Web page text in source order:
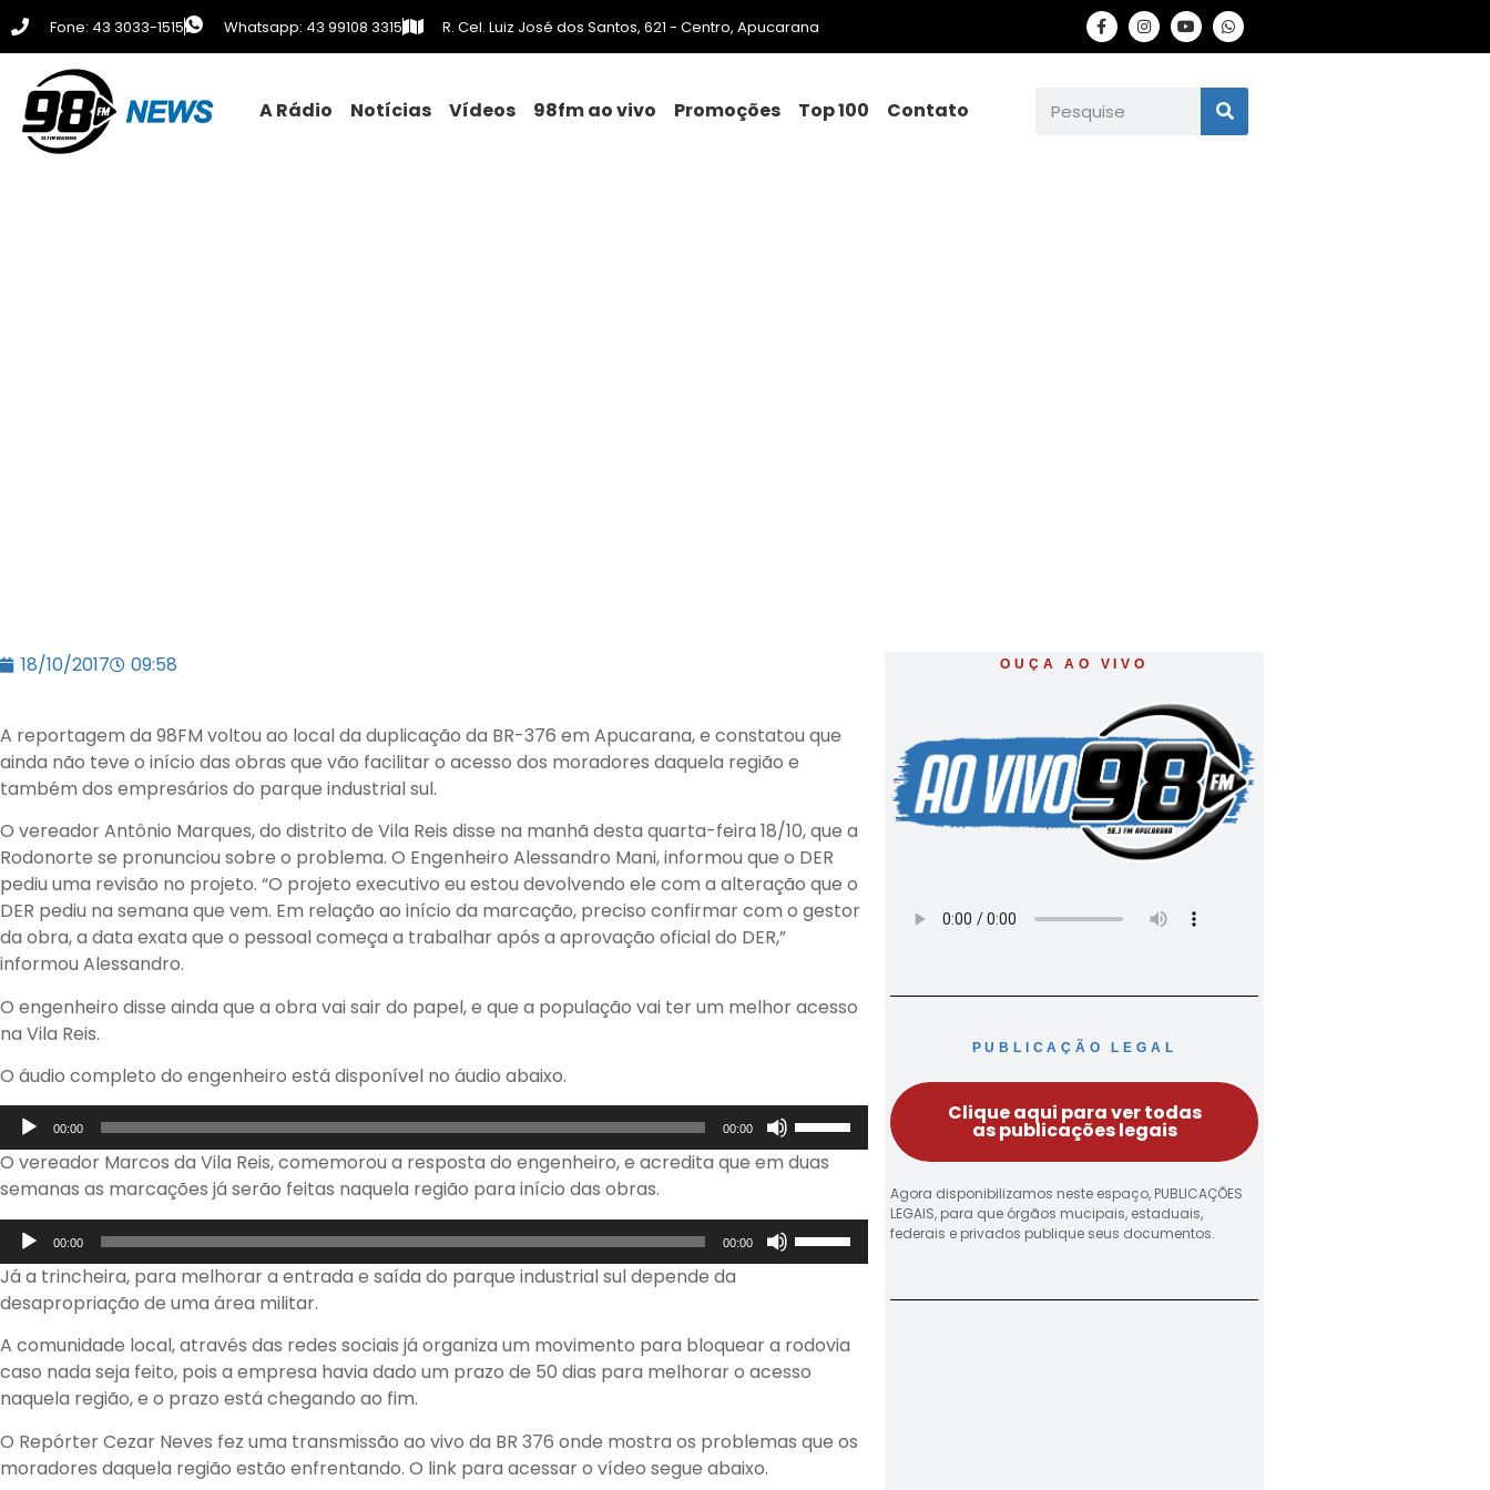
Fone: 43 3033-1515 Whatsapp: 43 99108 3315 R. Cel. Luiz José dos Santos, 621 - Centro, Apucarana
A Rádio Notícias Vídeos 98fm ao vivo Promoções Top 100 Contato
18/10/2017 09:58
A reportagem da 98FM voltou ao local da duplicação da BR-376 em Apucarana, e constatou que
ainda não teve o início das obras que vão facilitar o acesso dos moradores daquela região e
também dos empresários do parque industrial sul.
O vereador Antônio Marques, do distrito de Vila Reis disse na manhã desta quarta-feira 18/10, que a
Rodonorte se pronunciou sobre o problema. O Engenheiro Alessandro Mani, informou que o DER
pediu uma revisão no projeto. “O projeto executivo eu estou devolvendo ele com a alteração que o
DER pediu na semana que vem. Em relação ao início da marcação, preciso confirmar com o gestor
da obra, a data exata que o pessoal começa a trabalhar após a aprovação oficial do DER,”
informou Alessandro.
O engenheiro disse ainda que a obra vai sair do papel, e que a população vai ter um melhor acesso
na Vila Reis.
O áudio completo do engenheiro está disponível no áudio abaixo.
Tocador
de
áudio
00:00 00:00
setas
cima
ou
aumentar
ou
o
O vereador Marcos da Vila Reis, comemorou a resposta do engenheiro, e acredita que em duas
semanas as marcações já serão feitas naquela região para início das obras.
Tocador
de
áudio
00:00 00:00
cima
ou
para
Já a trincheira, para melhorar a entrada e saída do parque industrial sul depende da
desapropriação de uma área militar.
A comunidade local, através das redes sociais já organiza um movimento para bloquear a rodovia
caso nada seja feito, pois a empresa havia dado um prazo de 50 dias para melhorar o acesso
naquela região, e o prazo está chegando ao fim.
O Repórter Cezar Neves fez uma transmissão ao vivo da BR 376 onde mostra os problemas que os
moradores daquela região estão enfrentando. O link para acessar o vídeo segue abaixo.
OUÇA AO VIVO
PUBLICAÇÃO LEGAL
Clique aqui para ver todas
as publicações legais
Agora disponibilizamos neste espaço, PUBLICAÇÕES
LEGAIS, para que órgãos mucipais, estaduais,
federais e privados publique seus documentos.